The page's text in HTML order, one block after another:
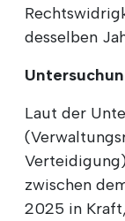
desselben
Laut der
zwischen
2025 in